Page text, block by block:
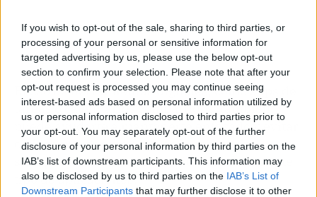
If you wish to opt-out of the sale, sharing to third parties, or
processing of your personal or sensitive information for
targeted advertising by us, please use the below opt-out
section to confirm your selection. Please note that after your
opt-out request is processed you may continue seeing
interest-based ads based on personal information utilized by
us or personal information disclosed to third parties prior to
your opt-out. You may separately opt-out of the further
disclosure of your personal information by third parties on the
IAB’s list of downstream participants. This information may
also be disclosed by us to third parties on the IAB’s List of
Downstream Participants that may further disclose it to other
El uso de herramientas digitales, como apps de
tareas o calendarios compartidos, también
puede ayudarte a mantenerte enfocado y evitar
olvidos que generan estrés innecesario,
siempre y cuando estés habituados a usar este
tipo de aplicaciones.